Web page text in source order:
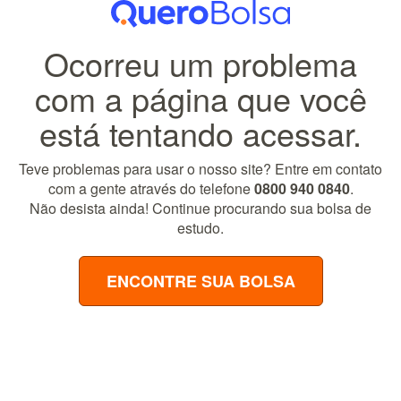
Ocorreu um problema
com a página que você
está tentando acessar.
Teve problemas para usar o nosso site? Entre em contato
com a gente através do telefone0800 940 0840.
Não desista ainda! Continue procurando sua bolsa de
estudo.
ENCONTRE SUA BOLSA